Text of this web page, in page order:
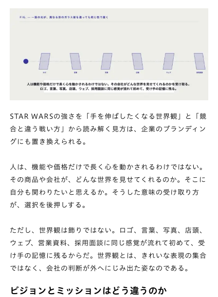
STAR WARSの強さを「手を伸ばしたくなる世界観」と「競
合と違う戦い方」から読み解く見方は、企業のブランディン
グにも置き換えられる。
人は、機能や価格だけで長く心を動かされるわけではない。
その商品や会社が、どんな世界を見せてくれるのか。そこに
自分も関わりたいと思えるか。そうした意味の受け取り方
が、選択を後押しする。
ただし、世界観は飾りではない。ロゴ、言葉、写真、店頭、
ウェブ、営業資料、採用面談に同じ感覚が流れて初めて、受
け手の記憶に残るからだ。世界観とは、きれいな表現の集合
ではなく、会社の判断が外へにじみ出た姿なのである。
ビジョンとミッションはどう違うのか